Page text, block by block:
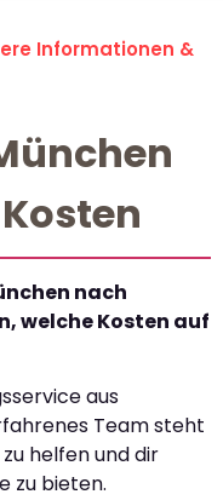
Informationen &
nach
welche Kosten auf
aus
Team steht
helfen und dir
zu bieten.